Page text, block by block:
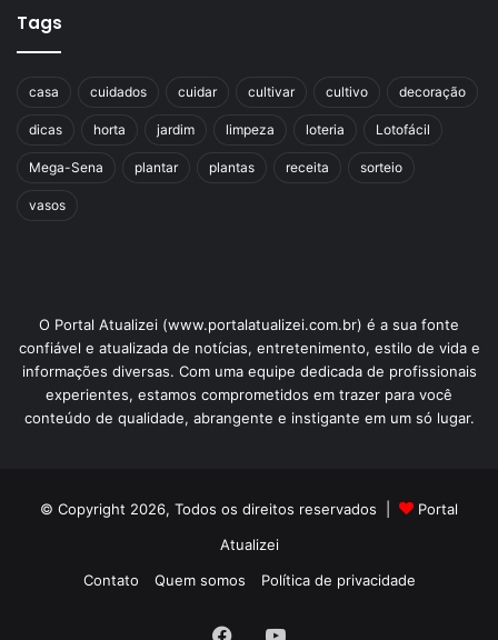
Tags
casa cuidados cuidar cultivar cultivo decoração
dicas horta jardim limpeza loteria Lotofácil
Mega-Sena plantar plantas receita sorteio
vasos
O Portal Atualizei (www.portalatualizei.com.br) é a sua fonte
confiável e atualizada de notícias, entretenimento, estilo de vida e
informações diversas. Com uma equipe dedicada de profissionais
experientes, estamos comprometidos em trazer para você
conteúdo de qualidade, abrangente e instigante em um só lugar.
© Copyright 2026, Todos os direitos reservados |
Portal
Atualizei
Contato
Quem somos Política de privacidade
FacebookYouTube